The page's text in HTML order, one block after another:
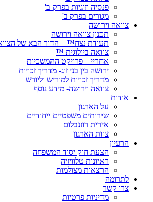
פנסיה וזוגיות בפרק ב'
מגורים בפרק ב'
צוואה וירושה
תכנון צוואה וירושה
תעודת נצח™ – הדור הבא של
צוואה ביולוגית ™
אחריי – פרויקט ההמשכיות
ירושה בין בני זוג- מדריך זכויות
מדריך זכויות למוריש וליורש
צוואה וירושה- מידע נוסף
אודות
על הארגון
שירותים משפטיים ייחודיים
אירית רוזנבלום
צוות הארגון
הרעיון
הצעת חוק יסוד המשפחה
ראיונות טלוויזיה
הרצאות מצולמות
לתרומה
צרו קשר
מדיניות פרטיות